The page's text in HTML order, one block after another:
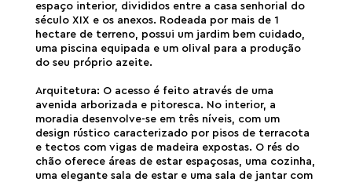
espaço interior, divididos entre a casa senhorial do
século XIX e os anexos. Rodeada por mais de 1
hectare de terreno, possui um jardim bem cuidado,
uma piscina equipada e um olival para a produção
do seu próprio azeite.
Arquitetura: O acesso é feito através de uma
avenida arborizada e pitoresca. No interior, a
moradia desenvolve-se em três níveis, com um
design rústico caracterizado por pisos de terracota
e tectos com vigas de madeira expostas. O rés do
chão oferece áreas de estar espaçosas, uma cozinha,
uma elegante sala de estar e uma sala de jantar com